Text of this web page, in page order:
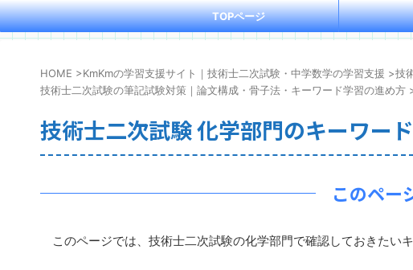
TOPページ
HOME >KmKmの学習支援サイト｜技術士二次試験・中学数学の学習支援 >技
技術士二次試験の筆記試験対策｜論文構成・骨子法・キーワード学習の進め方
技術士二次試験 化学部門のキーワー
このペー
このページでは、技術士二次試験の化学部門で確認しておきたい